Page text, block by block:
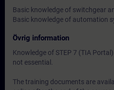
Basic knowledge of switchgear
Basic knowledge of automation
Övrig information
Knowledge of STEP 7 (TIA
not essential.
The training documents are